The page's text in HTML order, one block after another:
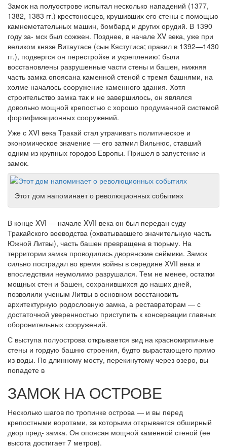
Замок на полуострове испытал несколько нападений (1377,
1382, 1383 гг.) крестоносцев, крушивших его стены с помощью
камнеметательных машин, бомбард и других орудий. В 1390
году за- мск был сожжен. Позднее, в начале XV века, уже при
великом князе Витаутасе (сын Кястутиса; правил в 1392—1430
гг.), подвергся он перестройке и укреплению: были
восстановлены разрушенные части стены и башен, нижняя
часть замка опоясана каменной стеной с тремя башнями, на
холме началось сооружение каменного здания. Хотя
строительство замка так и не завершилось, он являлся
довольно мощной крепостью с хорошо продуманной системой
фортификационных сооружений.
Уже с XVI века Тракай стал утрачивать политическое и
экономическое значение — его затмил Вильнюс, ставший
одним из крупных городов Европы. Пришел в запустение и
замок.
Этот дом напоминает о революционных событиях
В конце XVI — начале XVII века он был передан суду
Тракайского воеводства (охватывавшего значительную часть
Южной Литвы), часть башен превращена в тюрьму. На
территории замка проводились дворянские сеймики. Замок
сильно пострадал во время войны в середине XVII века и
впоследствии неумолимо разрушался. Тем не менее, остатки
мощных стен и башен, сохранившихся до наших дней,
позволили ученым Литвы в основном восстановить
архитектурную родословную замка, а реставраторам — с
достаточной уверенностью приступить к консервации главных
оборонительных сооружений.
С выступа полуострова открывается вид на краснокирпичные
стены и гордую башню строения, будто вырастающего прямо
из воды. По длинному мосту, перекинутому через озеро, вы
попадете в
ЗАМОК НА ОСТРОВЕ
Несколько шагов по тропинке острова — и вы перед
крепостными воротами, за которыми открывается обширный
двор пред- замка. Он опоясан мощной каменной стеной (ее
высота достигает 7 метров).